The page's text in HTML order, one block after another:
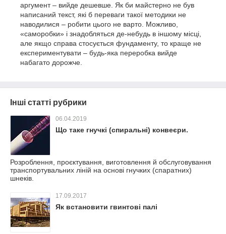
аргумент – вийде дешевше. Як би майстерно не був
написаний текст, які б переваги такої методики не
наводилися – робити цього не варто . Можливо,
«саморобки» і знадобляться де-небудь в іншому місці,
але якщо справа стосується фундаменту, то краще не
експериментувати – будь-яка переробка вийде
набагато дорожче.
Інші статті рубрики
06.04.2019
Що таке гнучкі (спиральні) конвеєри.
Розроблення, проєктування, виготовлення й обслуговування
транспортувальних ліній на основі гнучких (спаратних)
шнеків.
17.09.2017
Як встановити гвинтові палі